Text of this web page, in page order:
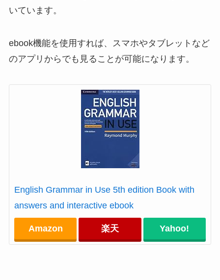
いています。
ebook機能を使用すれば、スマホやタブレットなど
のアプリからでも見ることが可能になります。
English Grammar in Use 5th edition Book with
answers and interactive ebook
Amazon 楽天 Yahoo!